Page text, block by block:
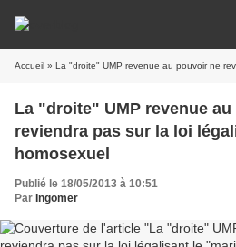
Accueil » La "droite" UMP revenue au pouvoir ne reviendra pas
La "droite" UMP revenue
reviendra pas sur la loi
homosexuel
Publié le 18/05/2013 à 10:51
Par Ingomer